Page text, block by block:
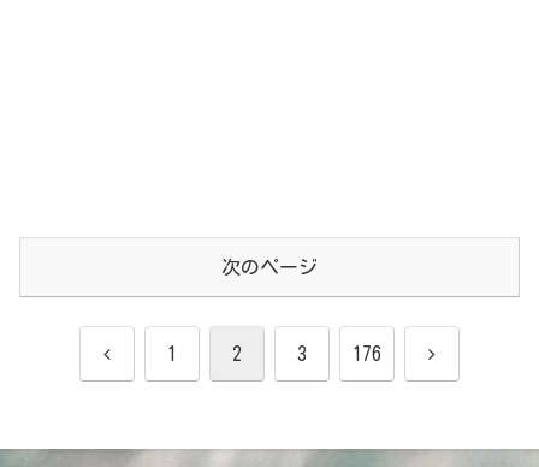
次のページ
前 1 2 3 176 次